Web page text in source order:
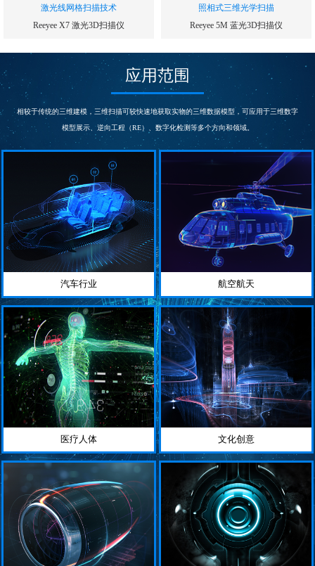
480000次/秒
0.03
帧扫描区域
300*275mm
激光线网格扫描技术
Reeyee X7 激光3D扫描仪
1.5s
测量精度
0.015~0.005
mm
5000000像素
照相式三维光学扫描
Reeyee 5M 蓝光3D扫描仪
应用范围
相较于传统的三维建模，三维扫描可较快速地获取实物的三维数据模型，可应用于三维数字
模型展示、逆向工程（RE）、数字化检测等多个方向和领域。
汽车行业 航空航天
医疗人体 文化创意